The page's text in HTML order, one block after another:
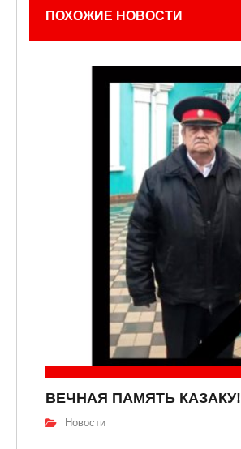
ПОХОЖИЕ НОВОСТИ
ВЕЧНАЯ ПАМЯТЬ КАЗАКУ!
Новости